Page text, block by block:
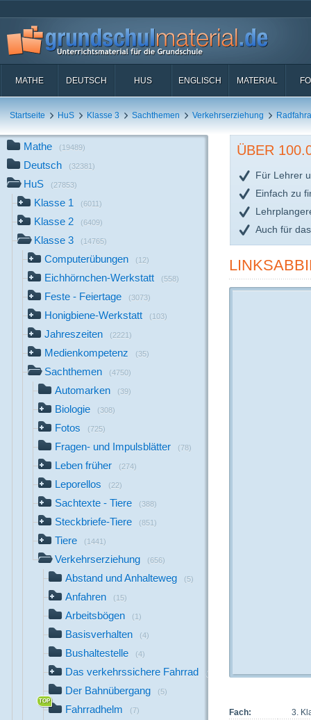
MATHE DEUTSCH HUS ENGLISCH MATERIAL
Startseite HuS Klasse 3 Sachthemen Verkehrserziehung
Mathe (19489)
Deutsch (32381)
HuS (27853)
Klasse 1 (6011)
Klasse 2 (6409)
Klasse 3 (14765)
Computerübungen (12)
Eichhörnchen-Werkstatt (558)
Feste - Feiertage (3073)
Honigbiene-Werkstatt (103)
Jahreszeiten (2221)
Medienkompetenz (35)
Sachthemen (4750)
Automarken (39)
Biologie (308)
Fotos (725)
Fragen- und Impulsblätter (78)
Leben früher (274)
Leporellos (22)
Sachtexte - Tiere (388)
Steckbriefe-Tiere (851)
Tiere (1441)
Verkehrserziehung (656)
Abstand und Anhalteweg (5)
Anfahren (15)
Arbeitsbögen (1)
Basisverhalten (4)
Bushaltestelle (4)
Das verkehrssichere Fahrrad (26)
Der Bahnübergang (5)
Fahrradhelm (7)
ÜBER
Für Lehrer
Einfach zu
Auch für
Fach:
3.